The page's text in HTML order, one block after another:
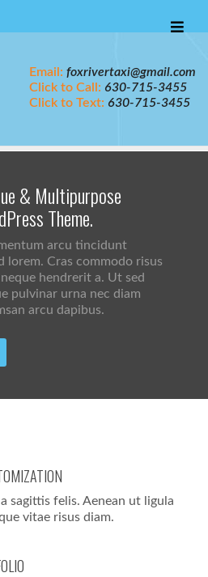
Email: foxrivertaxi@gmail.com
Click to Call: 630-715-3455
Click to Text: 630-715-3455
& Multipurpose
Theme.
arcu tincidunt
lorem. Cras commodo risus
hendrerit a. Ut sed
pulvinar urna nec diam
arcu dapibus.
sagittis felis. Aenean ut ligula
vitae risus diam.